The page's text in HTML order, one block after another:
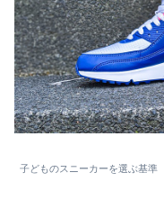
子どものスニーカーを選ぶ基準